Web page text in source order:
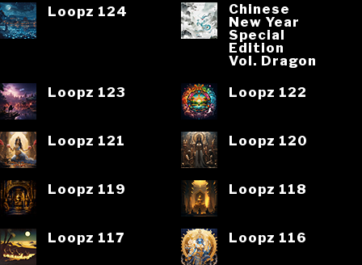
Loopz 124
Chinese
New Year
Special
Edition
Vol. Dragon
Loopz 123
Loopz 122
Loopz 121 Loopz 120
Loopz 119 Loopz 118
Loopz 117 Loopz 116